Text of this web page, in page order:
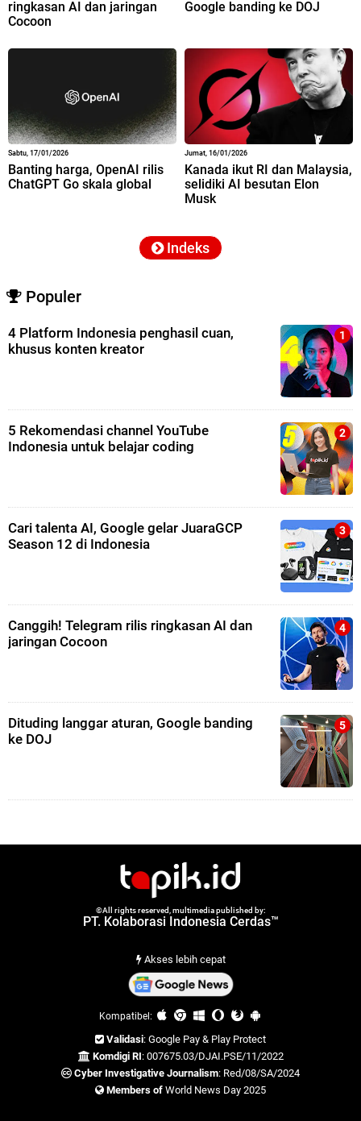
ringkasan AI dan jaringan
Cocoon
Google banding ke DOJ
Sabtu, 17/01/2026
Banting harga, OpenAI rilis
ChatGPT Go skala global
Jumat, 16/01/2026
Kanada ikut RI dan Malaysia,
selidiki AI besutan Elon
Musk
Indeks
Populer
4 Platform Indonesia penghasil cuan,
khusus konten kreator
5 Rekomendasi channel YouTube
Indonesia untuk belajar coding
Cari talenta AI, Google gelar JuaraGCP
Season 12 di Indonesia
Canggih! Telegram rilis ringkasan AI dan
jaringan Cocoon
Dituding langgar aturan, Google banding
ke DOJ
©All rights reserved, multimedia published by:
PT. Kolaborasi Indonesia Cerdas™
Akses lebih cepat
Kompatibel:
Validasi: Google Pay & Play Protect
Komdigi RI: 007675.03/DJAI.PSE/11/2022
Cyber Investigative Journalism: Red/08/SA/2024
Members of World News Day 2025